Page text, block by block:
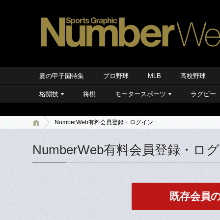
夏の甲子園特集 プロ野球 MLB 高校野球
格闘技 将棋 モータースポーツ ラグビー
NumberWeb有料会員登録・ログイン
NumberWeb有料会員登録・ロ
既存会員